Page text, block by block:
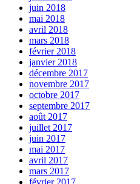
juin 2018
mai 2018
avril 2018
mars 2018
février 2018
janvier 2018
décembre 2017
novembre 2017
octobre 2017
septembre 2017
août 2017
juillet 2017
juin 2017
mai 2017
avril 2017
mars 2017